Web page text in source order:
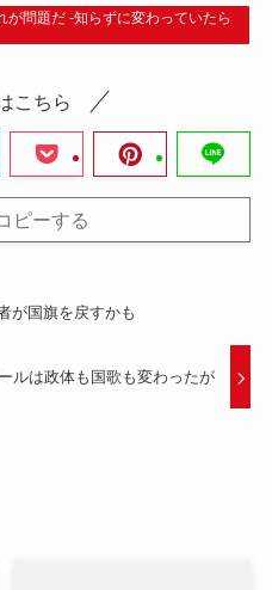
問題だ -知らずに変わっていたら
こちら
ピーする
が国旗を戻すかも
ルは政体も国歌も変わったが